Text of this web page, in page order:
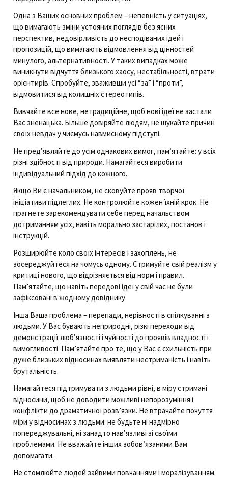
Одна з Ваших основних проблем – непевність у ситуаціях,
що вимагають зміни устояних поглядів без ясних
перспектив, недовірливість до несподіваних ідей і
пропозицій, що вимагають відмовлення від цінностей
минулого, альтернативності. У таких випадках може
виникнути відчуття близького хаосу, нестабільності, втрати
орієнтирів. Спробуйте, зваживши усі “за” і “проти”,
відмовитися від колишніх стереотипів.
Вивчайте все нове, нетрадиційне, щоб нові ідеї не застали
Вас зненацька. Більше довіряйте людям, не шукайте причин
своїх невдач у чиємусь навмисному підступі.
Не пред’являйте до усім однакових вимог, пам’ятайте: у всіх
різні здібності від природи. Намагайтеся виробити
індивідуальний підхід до кожного.
Якщо Ви є начальником, не сковуйте прояв творчої
ініціативи підлеглих. Не контролюйте кожен їхній крок. Не
прагнете зарекомендувати себе перед начальством
дотриманням усіх, навіть морально застарілих, постанов і
інструкцій.
Розширюйте коло своїх інтересів і захоплень, не
зосереджуйтеся на чомусь одному. Стримуйте свій реалізм у
критиці нового, що відрізняється від норм і правил.
Пам’ятайте, що навіть передові ідеї у свій час не були
зафіксовані в жодному довіднику.
Інша Ваша проблема – перепади, нерівності в спілкуванні з
людьми. У Вас бувають неприродні, різкі переходи від
демонстрації люб’язності і чуйності до проявів владності і
вимогливості. Пам’ятайте про те, що у Вас є схильність при
дуже близьких відносинах виявляти нестриманість і навіть
брутальність.
Намагайтеся підтримувати з людьми рівні, в міру стримані
відносини, щоб не доводити можливі непорозуміння і
конфлікти до драматичної розв’язки. Не втрачайте почуття
міри у відносинах з людьми: не будьте ні надмірно
попереджувальні, ні занадто нав’язливі зі своїми
проблемами. Не вважайте інших зобов’язаними Вам
допомагати.
Не стомлюйте людей зайвими повчаннями і моралізуванням.